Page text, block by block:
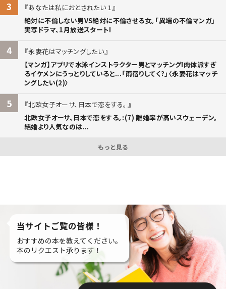
3
あなたは私におとされたい 1
絶対に不倫しない男VS絶対に不倫させる女。「異端の不倫マンガ」
実写ドラマ、1月放送スタート!
4
永妻花はマッチングしたい
【マンガ】アプリで水泳インストラクター男とマッチング!肉体派すぎ
るイケメンにうっとりしていると...「雨宿りしてく?」〈永妻花はマッチ
ングしたい(2)〉
5
北欧女子オーサ、日本で恋をする。
北欧女子オーサ、日本で恋をする。:(7) 離婚率が高いスウェーデン。
結婚より人気なのは...
もっと見る
当サイトご覧の皆様！
おすすめの本を教えてください。
本のリクエスト承ります！